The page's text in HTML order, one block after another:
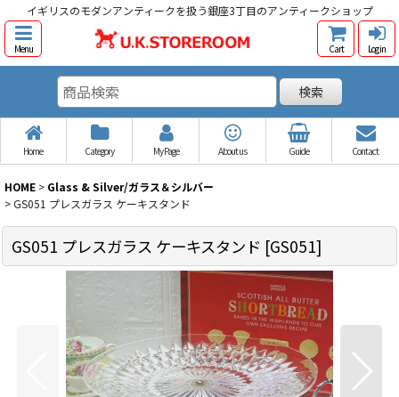
イギリスのモダンアンティークを扱う銀座3丁目のアンティークショップ
Menu Cart Log in
検索
Home Category My Page About us Guide Contact
HOME > Glass & Silver/ガラス＆シルバー
>GS051 プレスガラス ケーキスタンド
GS051 プレスガラス ケーキスタンド [GS051]